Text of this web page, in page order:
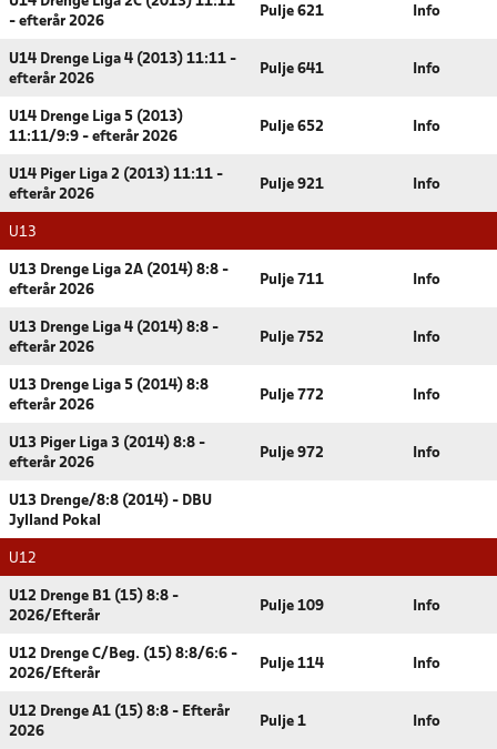
- efterår 2026
Pulje 621 Info
U14 Drenge Liga 4 (2013) 11:11 -
efterår 2026
Pulje 641 Info
U14 Drenge Liga 5 (2013)
11:11/9:9 - efterår 2026
Pulje 652 Info
U14 Piger Liga 2 (2013) 11:11 -
efterår 2026
Pulje 921 Info
U13
U13 Drenge Liga 2A (2014) 8:8 -
efterår 2026
Pulje 711 Info
U13 Drenge Liga 4 (2014) 8:8 -
efterår 2026
Pulje 752 Info
U13 Drenge Liga 5 (2014) 8:8
efterår 2026
Pulje 772 Info
U13 Piger Liga 3 (2014) 8:8 -
efterår 2026
Pulje 972 Info
U13 Drenge/8:8 (2014) - DBU
Jylland Pokal
U12
U12 Drenge B1 (15) 8:8 -
2026/Efterår
Pulje 109 Info
U12 Drenge C/Beg. (15) 8:8/6:6 -
2026/Efterår
Pulje 114 Info
U12 Drenge A1 (15) 8:8 - Efterår
2026
Pulje 1 Info